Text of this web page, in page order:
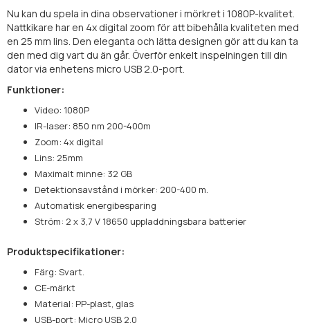
Nu kan du spela in dina observationer i mörkret i 1080P-kvalitet.
Nattkikare har en 4x digital zoom för att bibehålla kvaliteten med
en 25 mm lins. Den eleganta och lätta designen gör att du kan ta
den med dig vart du än går. Överför enkelt inspelningen till din
dator via enhetens micro USB 2.0-port.
Funktioner:
Video: 1080P
IR-laser: 850 nm 200-400m
Zoom: 4x digital
Lins: 25mm
Maximalt minne: 32 GB
Detektionsavstånd i mörker: 200-400 m.
Automatisk energibesparing
Ström: 2 x 3,7 V 18650 uppladdningsbara batterier
Produktspecifikationer:
Färg: Svart.
CE-märkt
Material: PP-plast, glas
USB-port: Micro USB 2.0